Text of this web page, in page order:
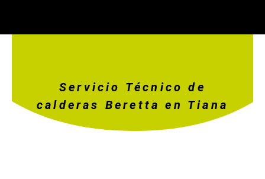
Servicio Técnico de
calderas Beretta en Tiana